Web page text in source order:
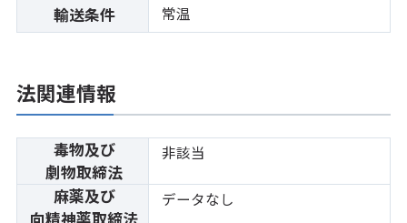
輸送条件 常温
法関連情報
毒物及び
劇物取締法
非該当
麻薬及び
データなし